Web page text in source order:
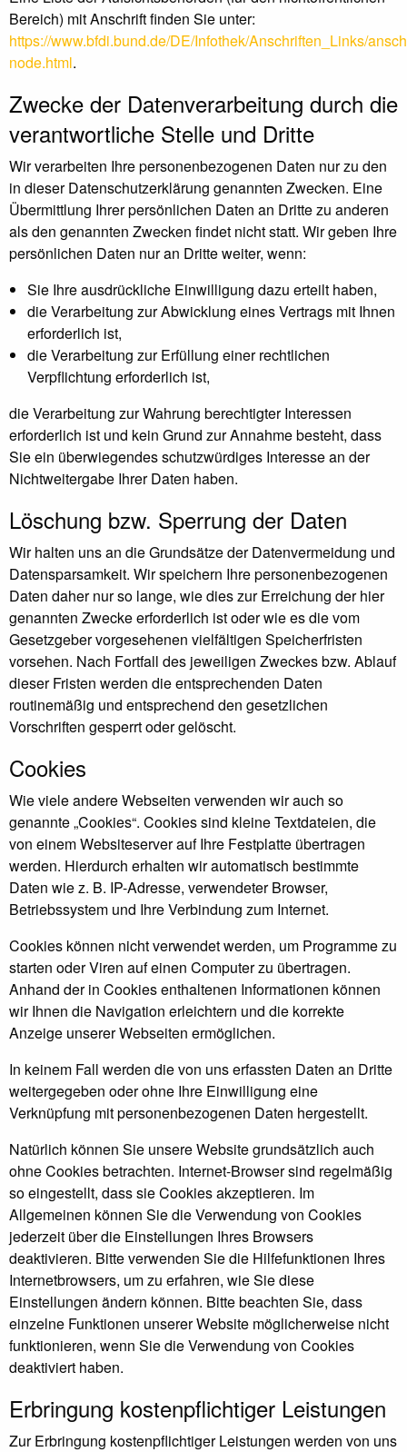
Bereich) mit Anschrift finden Sie unter:
https://www.bfdi.bund.de/DE/Infothek/Anschriften_Links/
node.html.
Zwecke der Datenverarbeitung durch die
verantwortliche Stelle und Dritte
Wir verarbeiten Ihre personenbezogenen Daten nur zu den
in dieser Datenschutzerklärung genannten Zwecken. Eine
Übermittlung Ihrer persönlichen Daten an Dritte zu anderen
als den genannten Zwecken findet nicht statt. Wir geben Ihre
persönlichen Daten nur an Dritte weiter, wenn:
Sie Ihre ausdrückliche Einwilligung dazu erteilt haben,
die Verarbeitung zur Abwicklung eines Vertrags mit Ihnen
erforderlich ist,
die Verarbeitung zur Erfüllung einer rechtlichen
Verpflichtung erforderlich ist,
die Verarbeitung zur Wahrung berechtigter Interessen
erforderlich ist und kein Grund zur Annahme besteht, dass
Sie ein überwiegendes schutzwürdiges Interesse an der
Nichtweitergabe Ihrer Daten haben.
Löschung bzw. Sperrung der Daten
Wir halten uns an die Grundsätze der Datenvermeidung und
Datensparsamkeit. Wir speichern Ihre personenbezogenen
Daten daher nur so lange, wie dies zur Erreichung der hier
genannten Zwecke erforderlich ist oder wie es die vom
Gesetzgeber vorgesehenen vielfältigen Speicherfristen
vorsehen. Nach Fortfall des jeweiligen Zweckes bzw. Ablauf
dieser Fristen werden die entsprechenden Daten
routinemäßig und entsprechend den gesetzlichen
Vorschriften gesperrt oder gelöscht.
Cookies
Wie viele andere Webseiten verwenden wir auch so
genannte „Cookies“. Cookies sind kleine Textdateien, die
von einem Websiteserver auf Ihre Festplatte übertragen
werden. Hierdurch erhalten wir automatisch bestimmte
Daten wie z. B. IP-Adresse, verwendeter Browser,
Betriebssystem und Ihre Verbindung zum Internet.
Cookies können nicht verwendet werden, um Programme zu
starten oder Viren auf einen Computer zu übertragen.
Anhand der in Cookies enthaltenen Informationen können
wir Ihnen die Navigation erleichtern und die korrekte
Anzeige unserer Webseiten ermöglichen.
In keinem Fall werden die von uns erfassten Daten an Dritte
weitergegeben oder ohne Ihre Einwilligung eine
Verknüpfung mit personenbezogenen Daten hergestellt.
Natürlich können Sie unsere Website grundsätzlich auch
ohne Cookies betrachten. Internet-Browser sind regelmäßig
so eingestellt, dass sie Cookies akzeptieren. Im
Allgemeinen können Sie die Verwendung von Cookies
jederzeit über die Einstellungen Ihres Browsers
deaktivieren. Bitte verwenden Sie die Hilfefunktionen Ihres
Internetbrowsers, um zu erfahren, wie Sie diese
Einstellungen ändern können. Bitte beachten Sie, dass
einzelne Funktionen unserer Website möglicherweise nicht
funktionieren, wenn Sie die Verwendung von Cookies
deaktiviert haben.
Erbringung kostenpflichtiger Leistungen
Zur Erbringung kostenpflichtiger Leistungen werden von uns